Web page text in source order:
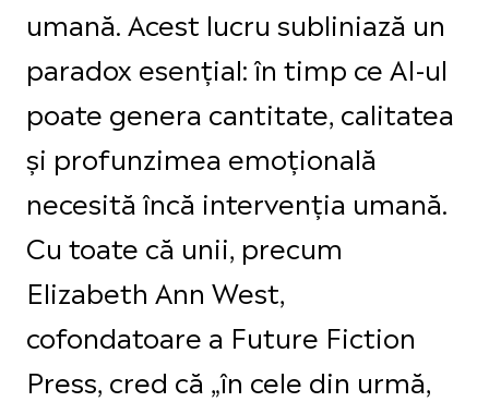
umană. Acest lucru subliniază un
paradox esențial: în timp ce AI-ul
poate genera cantitate, calitatea
și profunzimea emoțională
necesită încă intervenția umană.
Cu toate că unii, precum
Elizabeth Ann West,
cofondatoare a Future Fiction
Press, cred că „în cele din urmă,